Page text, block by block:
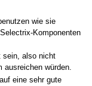
wie sie
Komponenten
sein, also nicht
ausreichen würden.
eine sehr gute